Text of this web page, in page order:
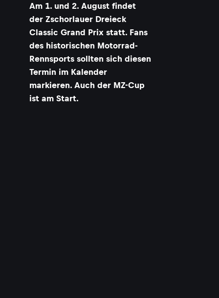
Am 1. und 2. August findet
der Zschorlauer Dreieck
Classic Grand Prix statt. Fans
des historischen Motorrad-
Rennsports sollten sich diesen
Termin im Kalender
markieren. Auch der MZ-Cup
ist am Start.